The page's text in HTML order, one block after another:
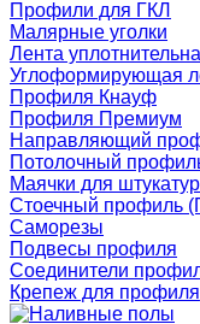
Профили для ГКЛ
Малярные уголки
Лента
Углоформирующая
Профиля Кнауф
Профиля Премиум
Направляющий
Потолочный
Маячки для
Стоечный профиль
Саморезы
Подвесы профиля
Соединители
Крепеж для профиля